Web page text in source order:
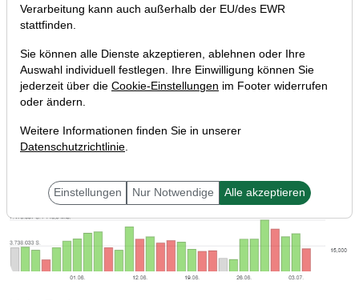
Verarbeitung kann auch außerhalb der EU/des EWR
stattfinden.
Sie können alle Dienste akzeptieren, ablehnen oder Ihre
Auswahl individuell festlegen. Ihre Einwilligung können Sie
jederzeit über die Cookie-Einstellungen im Footer widerrufen
oder ändern.
Weitere Informationen finden Sie in unserer
Datenschutzrichtlinie.
Einstellungen Nur Notwendige Alle akzeptieren